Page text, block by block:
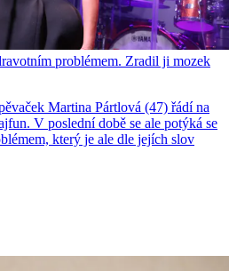
problémem. Zradil ji mozek
Martina Pártlová (47) řádí na
V poslední době se ale potýká se
který je ale dle jejích slov